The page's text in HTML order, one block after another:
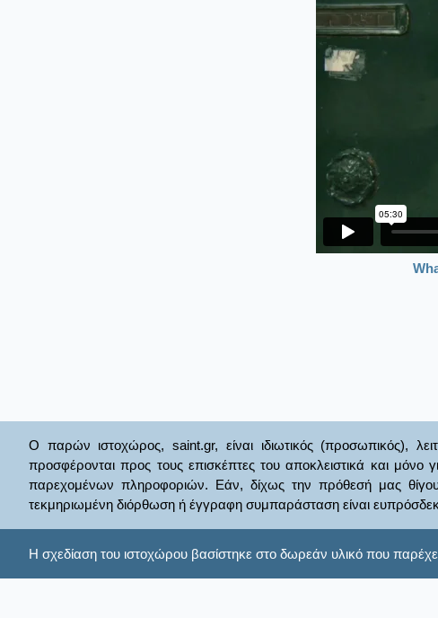
Ο παρών ιστοχώρος, saint.gr, είναι ιδιωτικός (προσωπικός),
προσφέρονται προς τους επισκέπτες του αποκλειστικά και μόνο
παρεχομένων πληροφοριών. Εάν, δίχως την πρόθεσή μας
τεκμηριωμένη διόρθωση ή έγγραφη συμπαράσταση είναι
Η σχεδίαση του ιστοχώρου βασίστηκε στο δωρεάν υλικό που